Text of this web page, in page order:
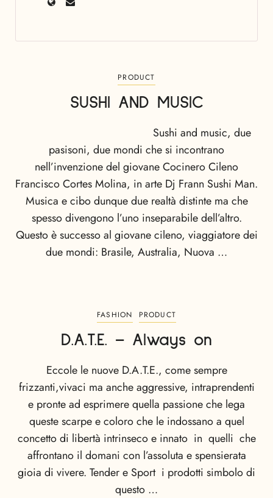
PRODUCT
SUSHI AND MUSIC
Sushi and music, due
pasisoni, due mondi che si incontrano
nell’invenzione del giovane Cocinero Cileno
Francisco Cortes Molina, in arte Dj Frann Sushi Man.
Musica e cibo dunque due realtà distinte ma che
spesso divengono l’uno inseparabile dell’altro.
Questo è successo al giovane cileno, viaggiatore dei
due mondi: Brasile, Australia, Nuova …
FASHION PRODUCT
D.A.T.E. – Always on
Eccole le nuove D.A.T.E., come sempre
frizzanti,vivaci ma anche aggressive, intraprendenti
e pronte ad esprimere quella passione che lega
queste scarpe e coloro che le indossano a quel
concetto di libertà intrinseco e innato in quelli che
affrontano il domani con l’assoluta e spensierata
gioia di vivere. Tender e Sport i prodotti simbolo di
questo …